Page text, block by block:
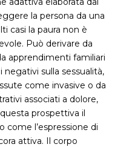
la persona da una
casi la paura non è
Può derivare da
apprendimenti familiari
sulla sessualità,
come invasive o da
associati a dolore,
prospettiva il
l’espressione di
attiva. Il corpo